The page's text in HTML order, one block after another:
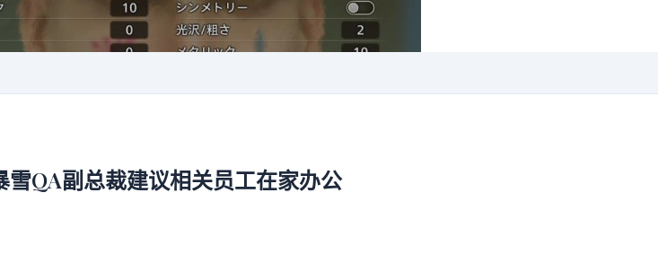
QA副总裁建议相关员工在家办公